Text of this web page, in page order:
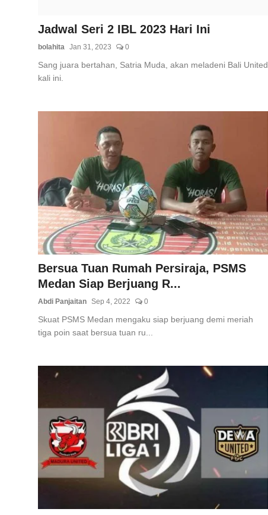
Jadwal Seri 2 IBL 2023 Hari Ini
bolahita Jan 31, 2023 0
Sang juara bertahan, Satria Muda, akan meladeni Bali United
kali ini.
Bersua Tuan Rumah Persiraja, PSMS
Medan Siap Berjuang R...
Abdi Panjaitan Sep 4, 2022 0
Skuat PSMS Medan mengaku siap berjuang demi meriah
tiga poin saat bersua tuan ru...